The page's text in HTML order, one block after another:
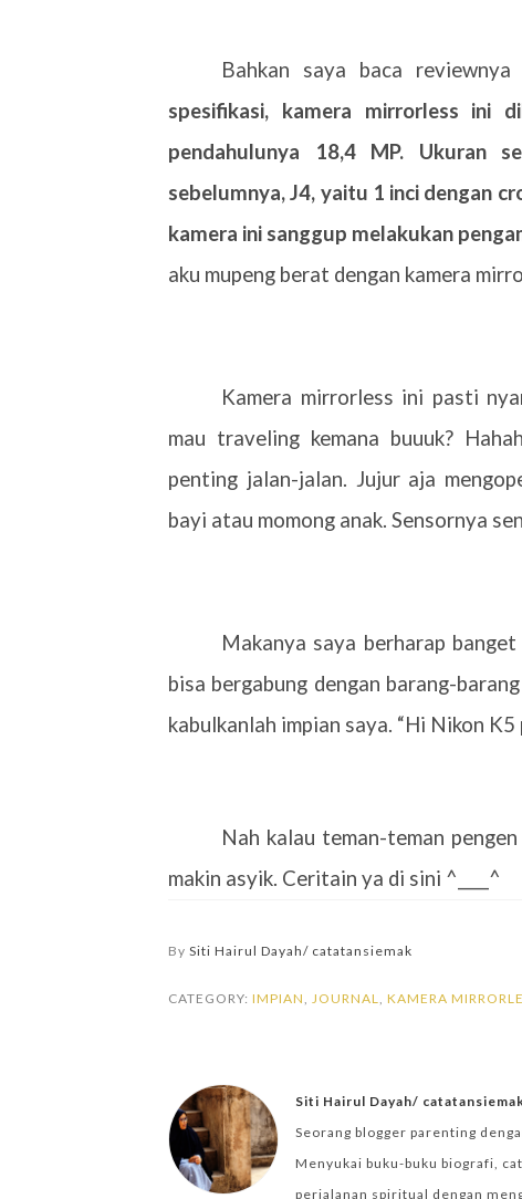
Bahkan saya baca
spesifikasi, kamera mirrorless ini
pendahulunya 18,4 MP. Ukuran
sebelumnya, J4, yaitu 1 inci dengan
kamera ini sanggup melakukan
aku mupeng berat dengan kamera
Kamera mirrorless ini pasti
mau traveling kemana buuuk?
penting jalan-jalan. Jujur aja
bayi atau momong anak. Sensornya
Makanya saya berharap
bisa bergabung dengan barang-
kabulkanlah impian saya. “Hi Nikon K5
Nah kalau teman-teman
makin asyik. Ceritain ya di sini ^____^
By Siti Hairul Dayah/ catatansiemak
CATEGORY: IMPIAN, JOURNAL, KAMERA
Siti Hairul Dayah/
Seorang blogger parenting
Menyukai buku-buku biografi,
perjalanan spiritual dengan